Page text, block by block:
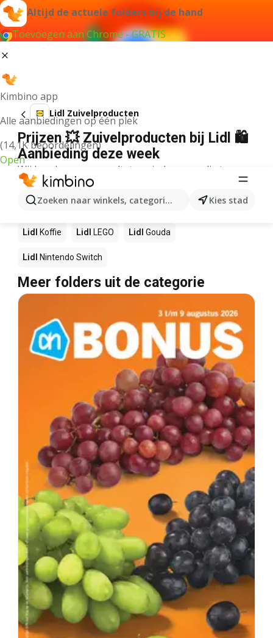
Altijd de actuele folders bij de hand
Toevoegen aan Chrome - GRATIS
Kimbino app
Alle aanbiedingen op één plek
(14,1K beoordelingen)
Open
Zoeken naar winkels, categorieën, producten...
Kies stad
Lidl Zuivelproducten
Prijzen 💥 Zuivelproducten bij Lidl 🛍️
Aanbieding deze week
Wij konden geen resultaten vinden voor die term.
Andere producten in winkels Lidl
Lidl Lidl Sushi Mango
Lidl Koffie Lidl LEGO Lidl Gouda
Lidl Nintendo Switch
Meer folders uit de categorie